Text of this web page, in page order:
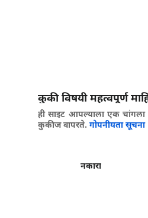
कुकी विषयी महत्वपूर्ण
ही साइट आपल्याला एक चांगला
कुकीज वापरते. गोपनीयता सूचना
नकारा